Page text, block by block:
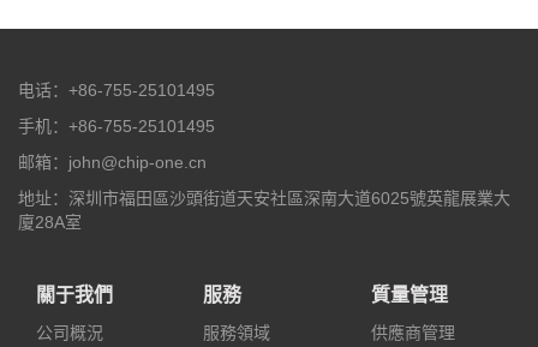
电话：+86-755-25101495
手机：+86-755-25101495
邮箱：john@chip-one.cn
地址：深圳市福田區沙頭街道天安社區深南大道6025號英龍展業大
廈28A室
關于我們
公司概況
服務
服務領域
質量管理
供應商管理